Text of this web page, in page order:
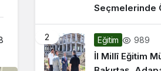
Seçmelerinde
2 Eğitim 989
İl Millî Eğitim